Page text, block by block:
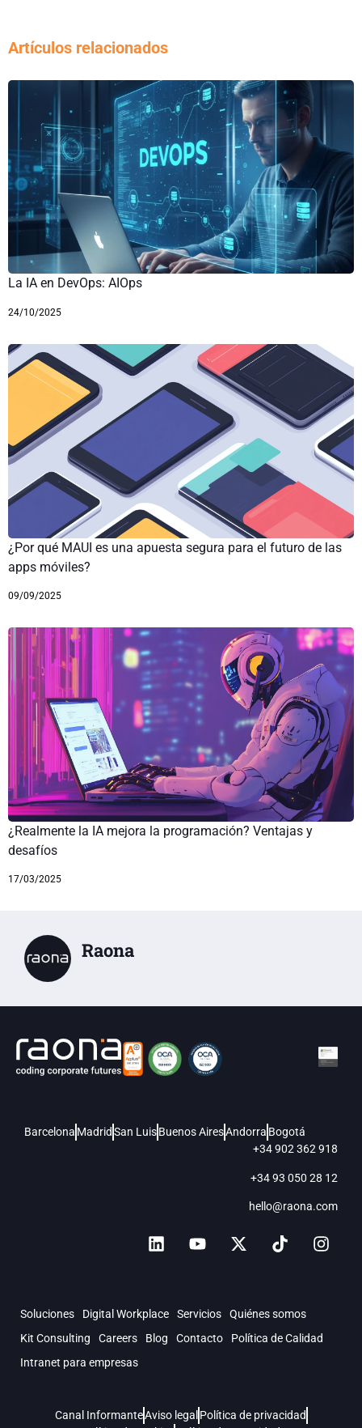
Artículos relacionados
La IA en DevOps: AIOps
24/10/2025
¿Por qué MAUI es una apuesta segura para el futuro de las
apps móviles?
09/09/2025
¿Realmente la IA mejora la programación? Ventajas y
desafíos
17/03/2025
Raona
Barcelona MadridSan LuisBuenos AiresAndorra Bogotá
+34 902 362 918
+34 93 050 28 12
hello@raona.com
Soluciones Digital Workplace Servicios
Quiénes somos
Kit Consulting
Careers Blog Contacto
Política de Calidad
Intranet para empresas
Canal InformanteAviso legal Política de privacidad